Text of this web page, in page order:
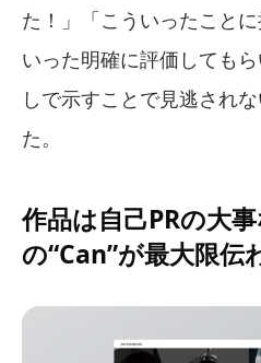
た！」「こういったこと
いった明確に評価しても
しで示すことで見逃され
た。
作品は自己PRの大
の“Can”が最大限伝